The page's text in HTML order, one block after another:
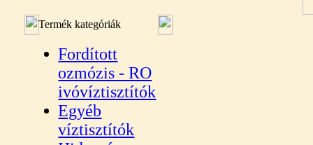
Termék kategóriák
Fordított
ozmózis - RO
ivóvíztisztítók
Egyéb
víztisztítók